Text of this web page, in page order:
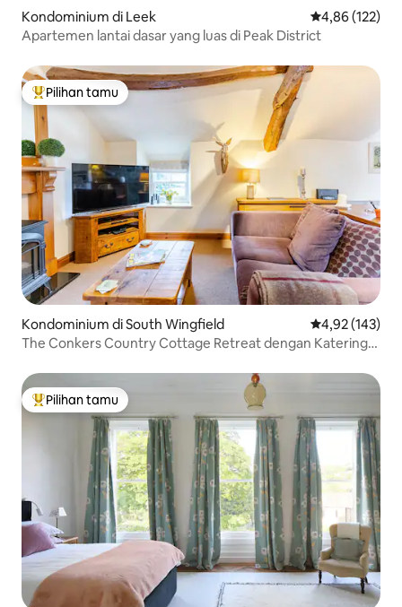
Kondominium di Leek Nilai rata-rata
4,86 (122)
Apartemen lantai dasar yang luas di Peak District
Pilihan tamu terpopuler
Pilihan tamu
Kondominium di South Wingfield Nilai rata-rata
4,92 (143)
The Conkers Country Cottage Retreat dengan Katering
Pilihan tamu terpopuler
Pilihan tamu